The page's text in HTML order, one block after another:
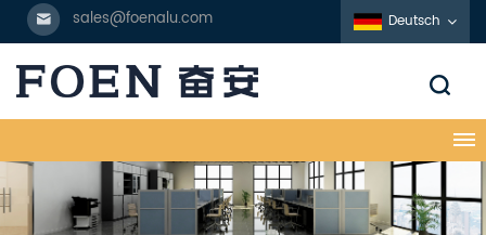
sales@foenalu.com Deutsch